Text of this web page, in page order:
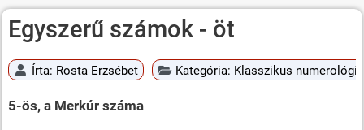
Egyszerű számok - öt
Írta: Rosta Erzsébet Kategória: Klasszikus numerológia
5-ös, a Merkúr száma